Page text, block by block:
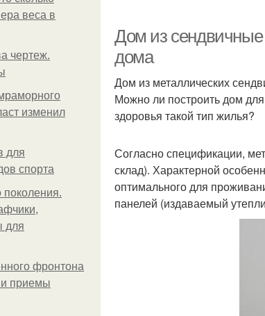
веса в
чертеж.
изменил
для
спорта
поколения.
для
фронтона
приемы
Дом из сендвичные
дома
Дом из металлических
Можно ли построить дом
здоровья такой тип жилья?
Согласно спецификации,
склад). Характерной
оптимального для
панелей (издаваемый